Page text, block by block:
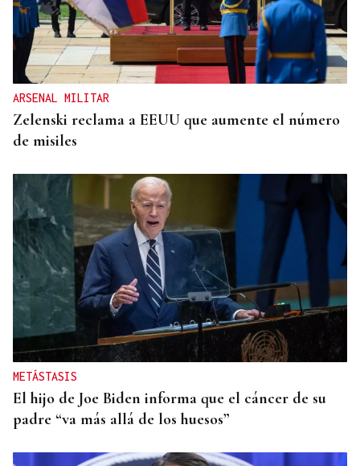
ARSENAL MILITAR
Zelenski reclama a EEUU que aumente el número
de misiles
METÁSTASIS
El hijo de Joe Biden informa que el cáncer de su
padre “va más allá de los huesos”